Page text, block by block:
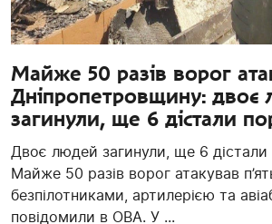
Майже 50 разів ворог
Дніпропетровщину: двоє
загинули, ще 6 дістали
Двоє людей загинули, ще 6 дістали
Майже 50 разів ворог атакував
безпілотниками, артилерією та
повідомили в ОВА. У ...